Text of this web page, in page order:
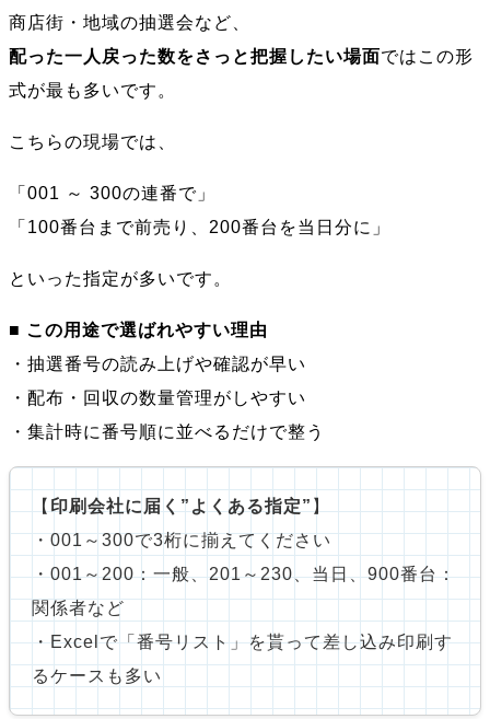
商店街・地域の抽選会など、
配った一人戻った数をさっと把握したい場面ではこの形
式が最も多いです。
こちらの現場では、
「001 ～ 300の連番で」
「100番台まで前売り、200番台を当日分に」
といった指定が多いです。
■ この用途で選ばれやすい理由
・抽選番号の読み上げや確認が早い
・配布・回収の数量管理がしやすい
・集計時に番号順に並べるだけで整う
【 印刷会社に届く”よくある指定” 】
・001～300で3桁に揃えてください
・001～200：一般、201～230、当日、900番台：
関係者など
・Excelで「番号リスト」を貰って差し込み印刷す
るケースも多い